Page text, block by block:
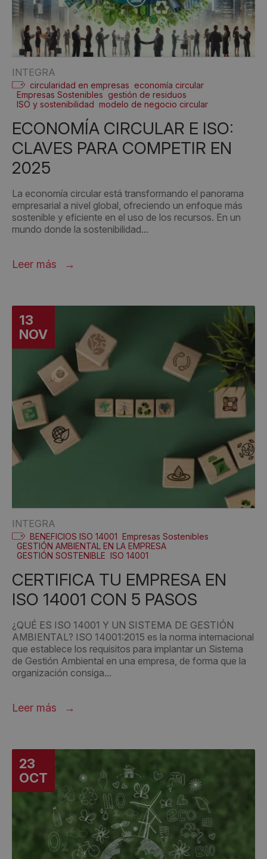
INTEGRA
circularidad en empresas economía circular
Empresas Sostenibles gestión de residuos
ISO y sostenibilidad modelo de negocio circular
ECONOMÍA CIRCULAR E ISO:
CLAVES PARA COMPETIR EN
2025
La economía circular está transformando el panorama
empresarial a nivel global, ofreciendo un enfoque más
sostenible y eficiente en el uso de los recursos. En un
mundo donde la sostenibilidad...
Leer más
13
NOV
INTEGRA
BENEFICIOS ISO 14001 Empresas Sostenibles
GESTIÓN AMBIENTAL EN LA EMPRESA
GESTIÓN SOSTENIBLE ISO 14001
CERTIFICA TU EMPRESA EN
ISO 14001 CON 5 PASOS
¿QUÉ ES ISO 14001 Y UN SISTEMA DE GESTIÓN
AMBIENTAL? ISO 14001:2015 es la norma internacional
que establece los requisitos para implantar un Sistema
de Gestión Ambiental en una empresa, de forma que la
organización consiga...
Leer más
23
OCT